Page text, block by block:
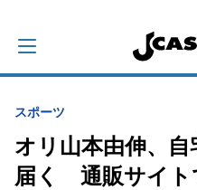
スポーツ
オリ山本由伸、
届く 通販サイト